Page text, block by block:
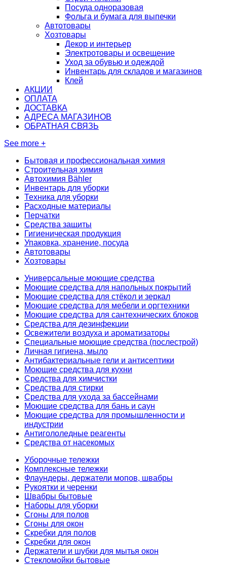
Посуда одноразовая
Фольга и бумага для выпечки
Автотовары
Хозтовары
Декор и интерьер
Электротовары и освещение
Уход за обувью и одеждой
Инвентарь для складов и магазинов
Клей
АКЦИИ
ОПЛАТА
ДОСТАВКА
АДРЕСА МАГАЗИНОВ
ОБРАТНАЯ СВЯЗЬ
See more +
Бытовая и профессиональная химия
Строительная химия
Автохимия Bähler
Инвентарь для уборки
Техника для уборки
Расходные материалы
Перчатки
Средства защиты
Гигиеническая продукция
Упаковка, хранение, посуда
Автотовары
Хозтовары
Универсальные моющие средства
Моющие средства для напольных покрытий
Моющие средства для стёкол и зеркал
Моющие средства для мебели и оргтехники
Моющие средства для сантехнических блоков
Средства для дезинфекции
Освежители воздуха и ароматизаторы
Специальные моющие средства (послестрой)
Личная гигиена, мыло
Антибактериальные гели и антисептики
Моющие средства для кухни
Средства для химчистки
Средства для стирки
Средства для ухода за бассейнами
Моющие средства для бань и саун
Моющие средства для промышленности и
индустрии
Антигололедные реагенты
Средства от насекомых
Уборочные тележки
Комплексные тележки
Флаундеры, держатели мопов, швабры
Рукоятки и черенки
Швабры бытовые
Наборы для уборки
Сгоны для полов
Сгоны для окон
Скребки для полов
Скребки для окон
Держатели и шубки для мытья окон
Стекломойки бытовые